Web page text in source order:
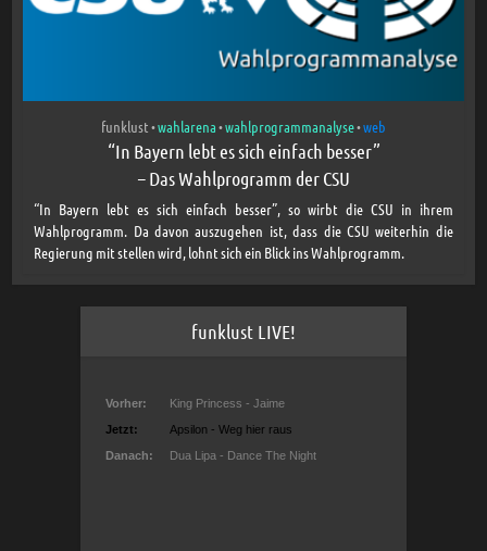
funklust•wahlarena•wahlprogrammanalyse•web
“In Bayern lebt es sich einfach besser”
– Das Wahlprogramm der CSU
“In Bayern lebt es sich einfach besser”, so wirbt die CSU in ihrem
Wahlprogramm. Da davon auszugehen ist, dass die CSU weiterhin die
Regierung mit stellen wird, lohnt sich ein Blick ins Wahlprogramm.
funklust LIVE!